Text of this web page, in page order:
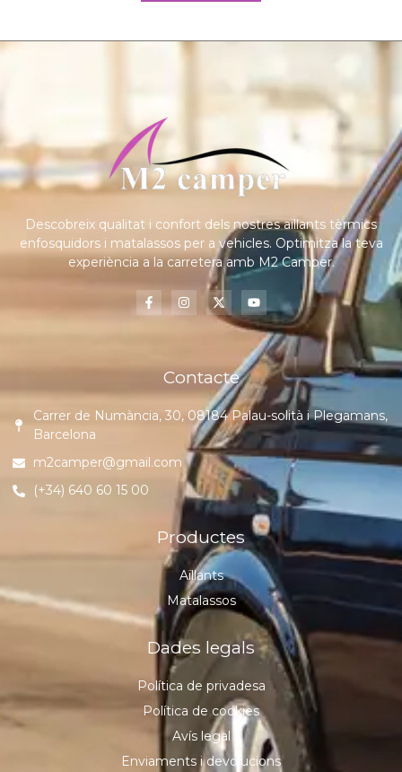
Descobreix qualitat i confort dels nostres aïllants tèrmics
enfosquidors i matalassos per a vehicles. Optimitza la teva
experiència a la carretera amb M2 Camper.
Contacte
Carrer de Numància, 30, 08184 Palau-solità i Plegamans,
Barcelona
m2camper@gmail.com
(+34) 640 60 15 00
Productes
Aïllants
Matalassos
Dades legals
Política de privadesa
Política de cookies
Avís legal
Enviaments i devolucions